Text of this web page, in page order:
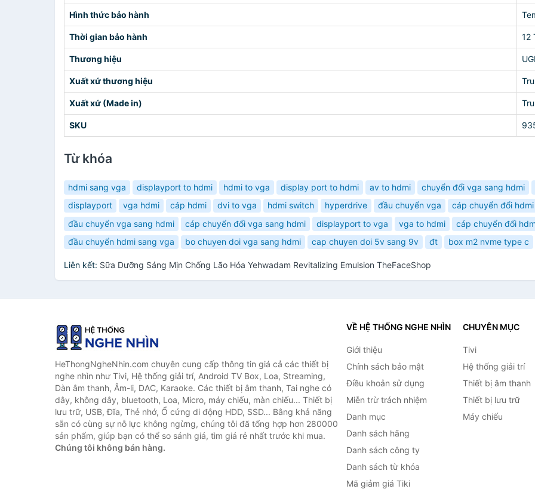
Hình thức bảo hành
Thời gian bảo hành 12
Thương hiệu
Xuất xứ thương hiệu
Xuất xứ (Made in)
SKU
Từ khóa
hdmi sang vga displayport to hdmi hdmi to vga display port to hdmi av to hdmi chuyển đổi vga sang hdmi
displayport
vga hdmi cáp hdmi dvi to vga hdmi switch hyperdrive đầu chuyển vga cáp chuyển đổi hdmi
đầu chuyển vga sang hdmi
cáp chuyển đổi vga sang hdmi displayport to vga vga to hdmi cáp chuyển đổi
đầu chuyển hdmi sang vga
bo chuyen doi vga sang hdmi cap chuyen doi 5v sang 9v đt box m2 nvme type c
Liên kết: Sữa Dưỡng Sáng Mịn Chống Lão Hóa Yehwadam Revitalizing Emulsion TheFaceShop
HeThongNgheNhin.com chuyên cung cấp thông tin giá cả các thiết bị
nghe nhìn như Tivi, Hệ thống giải trí, Android TV Box, Loa, Streaming,
Dàn âm thanh, Âm-li, DAC, Karaoke. Các thiết bị âm thanh, Tai nghe có
dây, không dây, bluetooth, Loa, Micro, máy chiếu, màn chiếu... Thiết bị
lưu trữ, USB, Đĩa, Thẻ nhớ, Ổ cứng di động HDD, SSD... Bằng khả năng
sẵn có cùng sự nỗ lực không ngừng, chúng tôi đã tổng hợp hơn 280000
sản phẩm, giúp bạn có thể so sánh giá, tìm giá rẻ nhất trước khi mua.
Chúng tôi không bán hàng.
VỀ HỆ THỐNG NGHE NHÌN
Giới thiệu
Chính sách bảo mật
Điều khoản sử dụng
Miễn trừ trách nhiệm
Danh mục
Danh sách hãng
Danh sách công ty
Danh sách từ khóa
Mã giảm giá Tiki
CHUYÊN MỤC
Tivi
Hệ thống giải trí
Thiết bị âm thanh
Thiết bị lưu trữ
Máy chiếu